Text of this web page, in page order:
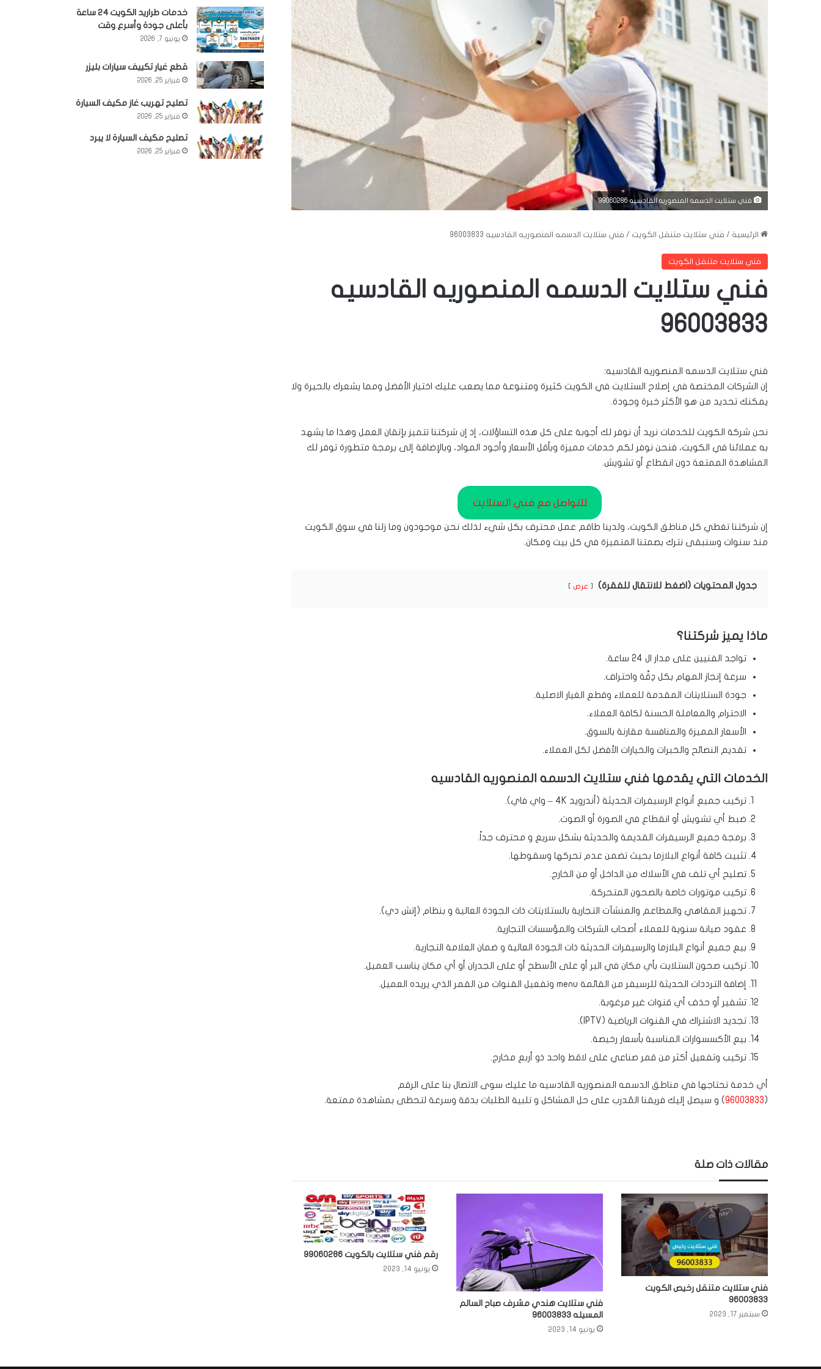
فني ستلايت الدسمه المنصوريه القادسيه 99060286
الرئيسية / فني ستلايت متنقل الكويت / فني ستلايت الدسمه المنصوريه القادسيه 96003833
فني ستلايت متنقل الكويت
فني ستلايت الدسمه المنصوريه القادسيه
96003833
فني ستلايت الدسمه المنصوريه القادسيه:
إن الشركات المختصة في إصلاح الستلايت في الكويت كثيرة ومتنوعة مما يصعب عليك اختيار الأفضل ومما يشعرك بالحيرة ولا
يمكنك تحديد من هو الأكثر خبرة وجودة.
نحن شركة الكويت للخدمات نريد أن نوفر لك أجوبة على كل هذه التساؤلات، إذ إن شركتنا تتميز بإتقان العمل وهذا ما يشهد
به عملائنا في الكويت، فنحن نوفر لكم خدمات مميزة وبأقل الأسعار وأجود المواد، وبالإضافة إلى برمجة متطورة توفر لك
المشاهدة الممتعة دون انقطاع أو تشويش.
للتواصل مع فني الستلايت
إن شركتنا تغطي كل مناطق الكويت، ولدينا طاقم عمل محترف بكل شيء لذلك نحن موجودون وما زلنا في سوق الكويت
منذ سنوات وسنبقى نترك بصمتنا المتميزة في كل بيت ومكان.
جدول المحتويات (اضغط للانتقال للفقرة) عرض
ماذا يميز شركتنا؟
تواجد الفنيين على مدار ال 24 ساعة.
سرعة إنجاز المهام بكل دِقَّة واحتراف.
جودة الستلايتات المقدمة للعملاء وقطع الغيار الاصلية.
الاحترام والمعاملة الحسنة لكافة العملاء.
الأسعار المميزة والمنافسة مقارنة بالسوق.
تقديم النصائح والخبرات والخيارات الأفضل لكل العملاء.
الخدمات التي يقدمها فني ستلايت الدسمه المنصوريه القادسيه
تركيب جميع أنواع الرسيفرات الحديثة (أندرويد 4K – واي فاي).
ضبط أي تشويش أو انقطاع في الصورة أو الصوت.
برمجة جميع الرسيفرات القديمة والحديثة بشكل سريع و محترف جداً.
تثبيت كافة أنواع البلازما بحيث تضمن عدم تحركها وسقوطها.
تصليح أي تلف في الأسلاك من الداخل أو من الخارج.
تركيب موتورات خاصة بالصحون المتحركة.
تجهيز المقاهي والمطاعم والمنشآت التجارية بالستلايتات ذات الجودة العالية و بنظام (إتش دي).
عقود صيانة سنوية للعملاء أصحاب الشركات والمؤسسات التجارية.
بيع جميع أنواع البلازما والرسيفرات الحديثة ذات الجودة العالية و ضمان العلامة التجارية.
تركيب صحون الستلايت بأي مكان في البر أو على الأسطح أو على الجدران أو أي مكان يناسب العميل.
إضافة الترددات الحديثة للرسيفر من القائمة menu وتفعيل القنوات من القمر الذي يريده العميل.
تشفير أو حذف أي قنوات غير مرغوبة.
تجديد الاشتراك في القنوات الرياضية (IPTV).
بيع الأكسسوارات المناسبة بأسعار رخيصة.
تركيب وتفعيل أكثر من قمر صناعي على لاقط واحد ذو أربع مخارج.
أي خدمة تحتاجها في مناطق الدسمه المنصوريه القادسيه ما عليك سوى الاتصال بنا على الرقم
(
96003833) و سيصل إليك فريقنا المُدرب على حل المشاكل و تلبية الطلبات بدقة وسرعة لتحظى بمشاهدة ممتعة.
مقالات ذات صلة
فني ستلايت متنقل رخيص الكويت
96003833
سبتمبر 17, 2023
فني ستلايت هندي مشرف صباح السالم
المسيله 96003833
يونيو 14, 2023
رقم فني ستلايت بالكويت 99060286
يونيو 14, 2023
خدمات طراريد الكويت 24 ساعة
بأعلى جودة وأسرع وقت
يونيو 7, 2026
قطع غيار تكييف سيارات بليزر
فبراير 25, 2026
تصليح تهريب غاز مكيف السيارة
فبراير 25, 2026
تصليح مكيف السيارة لا يبرد
فبراير 25, 2026